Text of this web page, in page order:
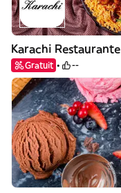
Karachi Restaurante
Gratuit --